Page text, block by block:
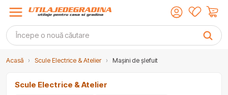
Acasă › Scule Electrice & Atelier › Mașini de șlefuit
Scule Electrice & Atelier